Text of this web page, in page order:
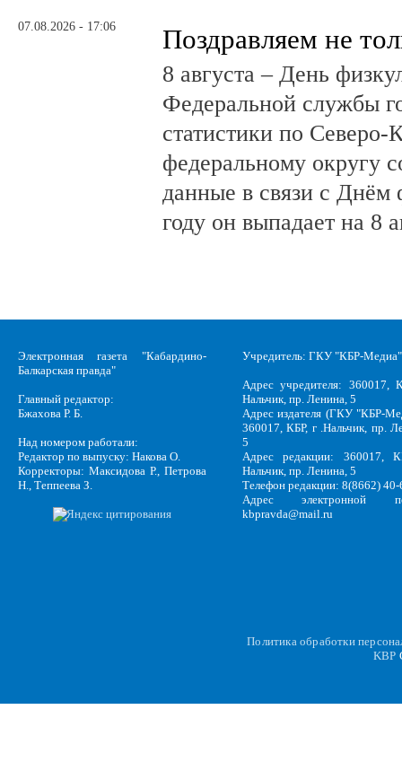
07.08.2026 - 17:06 Поздравляем не
8 августа – День
Федеральной службы
статистики по Северо-
федеральному округу
данные в связи с Днём
году он выпадает на 8
Электронная газета "Кабардино-
Балкарская правда"
Главный редактор:
Бжахова Р. Б.
Над номером работали:
Редактор по выпуску: Накова О.
Корректоры: Максидова Р., Петрова
Н., Теппеева З.
Учредитель: ГКУ "КБР-Медиа"
Адрес учредителя: 360017,
Нальчик, пр. Ленина, 5
Адрес издателя (ГКУ "КБР-
360017, КБР, г .Нальчик, пр.
5
Адрес редакции: 360017,
Нальчик, пр. Ленина, 5
Телефон редакции: 8(8662)
Адрес электронной
kbpravda@mail.ru
Политика обработки
KBP